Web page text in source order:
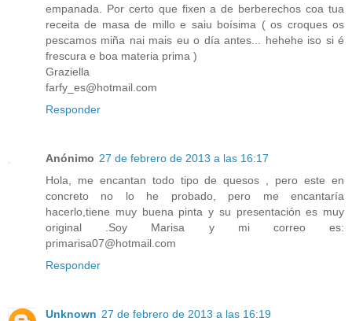
empanada. Por certo que fixen a de berberechos coa tua
receita de masa de millo e saiu boísima ( os croques os
pescamos miña nai mais eu o día antes... hehehe iso si é
frescura e boa materia prima )
Graziella
farfy_es@hotmail.com
Responder
Anónimo 27 de febrero de 2013 a las 16:17
Hola, me encantan todo tipo de quesos , pero este en
concreto no lo he probado, pero me encantaría
hacerlo,tiene muy buena pinta y su presentación es muy
original .Soy Marisa y mi correo es:
primarisa07@hotmail.com
Responder
Unknown 27 de febrero de 2013 a las 16:19